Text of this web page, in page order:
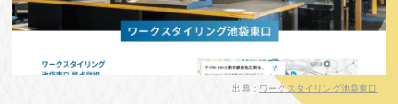
出典： ワークスタイリング池袋東口